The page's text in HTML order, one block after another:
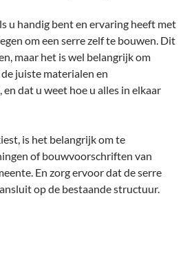
u handig bent en ervaring heeft met
om een serre zelf te bouwen. Dit
maar het is wel belangrijk om
juiste materialen en
dat u weet hoe u alles in elkaar
is het belangrijk om te
of bouwvoorschriften van
En zorg ervoor dat de serre
op de bestaande structuur.